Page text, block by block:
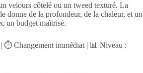
velours côtelé ou un tweed texturé. La
donne de la profondeur, de la chaleur, et un
un budget maîtrisé.
⏱️ Changement immédiat | 📊 Niveau :